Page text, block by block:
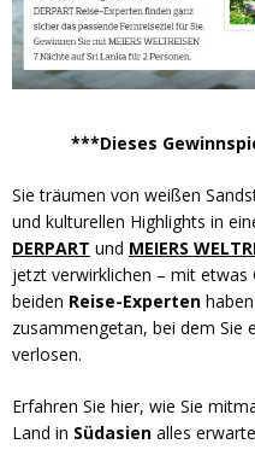
***Dieses
Sie träumen von weißen
und kulturellen Highlights in
DERPART und MEIERS
jetzt verwirklichen – mit etwas
beiden Reise-Experten
zusammengetan, bei dem Sie
verlosen.
Erfahren Sie hier, wie Sie
Land in Südasien alles